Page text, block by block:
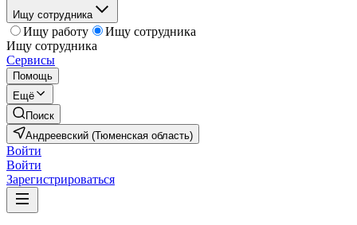
Ищу сотрудника
Ищу работу
Ищу сотрудника
Ищу сотрудника
Сервисы
Помощь
Ещё
Поиск
Андреевский (Тюменская область)
Войти
Войти
Зарегистрироваться